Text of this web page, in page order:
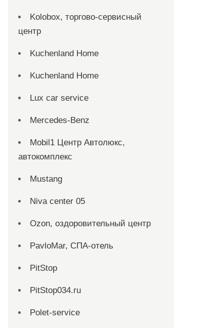
Kolobox, торгово-сервисный
центр
Kuchenland Home
Kuchenland Home
Lux car service
Mercedes-Benz
Mobil1 Центр Автолюкс,
автокомплекс
Mustang
Niva center 05
Ozon, оздоровительный центр
PavloMar, СПА-отель
PitStop
PitStop034.ru
Polet-service